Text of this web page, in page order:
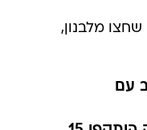
כ-10 שיגורים שחצו מלבנון,
עם